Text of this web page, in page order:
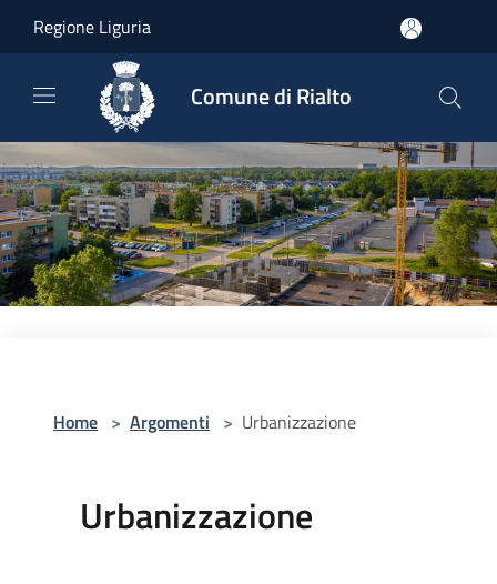
Regione Liguria
Comune di Rialto
Home > Argomenti > Urbanizzazione
Urbanizzazione